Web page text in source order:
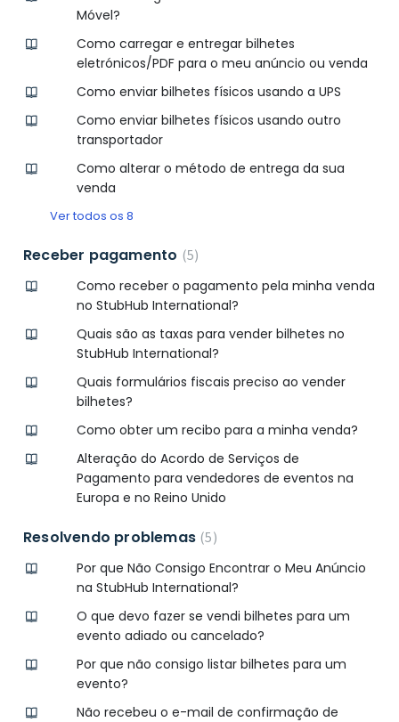
Móvel?
Como carregar e entregar bilhetes
eletrónicos/PDF para o meu anúncio ou venda
Como enviar bilhetes físicos usando a UPS
Como enviar bilhetes físicos usando outro
transportador
Como alterar o método de entrega da sua
venda
Ver todos os 8
Receber pagamento 5
Como receber o pagamento pela minha venda
no StubHub International?
Quais são as taxas para vender bilhetes no
StubHub International?
Quais formulários fiscais preciso ao vender
bilhetes?
Como obter um recibo para a minha venda?
Alteração do Acordo de Serviços de
Pagamento para vendedores de eventos na
Europa e no Reino Unido
Resolvendo problemas 5
Por que Não Consigo Encontrar o Meu Anúncio
na StubHub International?
O que devo fazer se vendi bilhetes para um
evento adiado ou cancelado?
Por que não consigo listar bilhetes para um
evento?
Não recebeu o e-mail de confirmação de